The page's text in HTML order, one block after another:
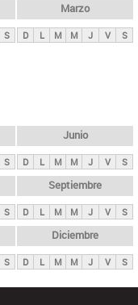
S
Marzo
D L M M J V S
S
Junio
D L M M J V S
S
Septiembre
D L M M J V S
S
Diciembre
D L M M J V S